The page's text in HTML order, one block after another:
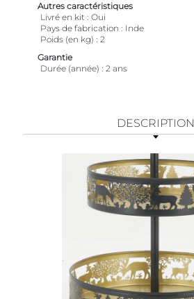
Autres caractéristiques
Livré en kit Oui
Pays de fabrication
Inde
Poids (en kg)
2
Garantie
Durée (année)
2 ans
DESCRIPTION